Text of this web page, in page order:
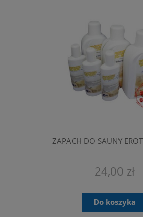
ZAPACH DO SAUNY
24,00 zł
Do koszyka